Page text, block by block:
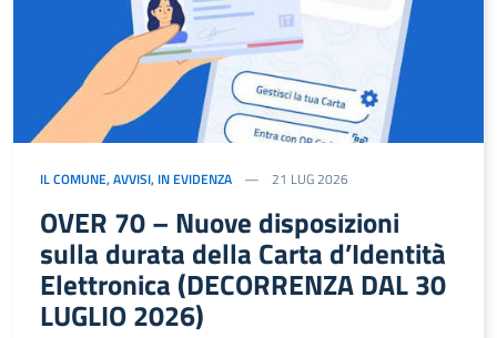
IL COMUNE, AVVISI, IN EVIDENZA 21 LUG 2026
OVER 70 – Nuove disposizioni
sulla durata della Carta d’Identità
Elettronica (DECORRENZA DAL 30
LUGLIO 2026)